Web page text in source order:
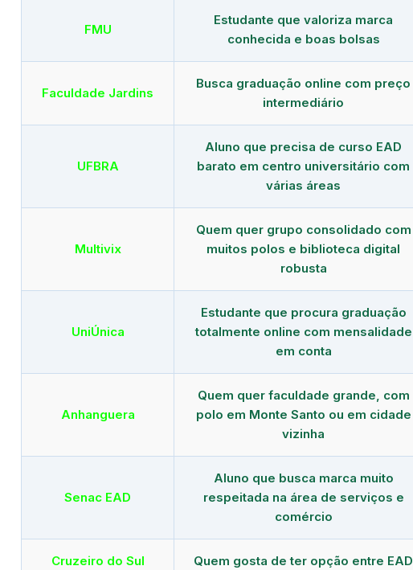
FMU
Estudante que valoriza marca
conhecida e boas bolsas
Faculdade Jardins
Busca graduação online com preço
intermediário
UFBRA
Aluno que precisa de curso EAD
barato em centro universitário com
várias áreas
Multivix
Quem quer grupo consolidado com
muitos polos e biblioteca digital
robusta
UniÚnica
Estudante que procura graduação
totalmente online com mensalidade
em conta
Anhanguera
Quem quer faculdade grande, com
polo em Monte Santo ou em cidade
vizinha
Senac EAD
Aluno que busca marca muito
respeitada na área de serviços e
comércio
Cruzeiro do Sul Quem gosta de ter opção entre EAD